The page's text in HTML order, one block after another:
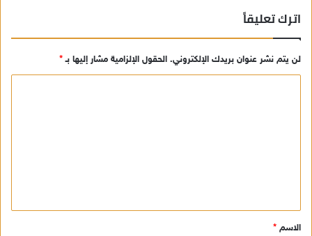
اترك تعليقاً
لن يتم نشر عنوان بريدك الإلكتروني. الحقول الإلزامية مشار إليها بـ*
ق
*
الاسم *